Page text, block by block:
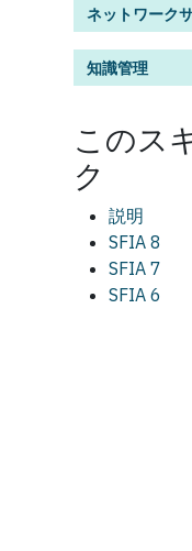
ネットワーク
知識管理
このス
ク
説明
SFIA 8
SFIA 7
SFIA 6